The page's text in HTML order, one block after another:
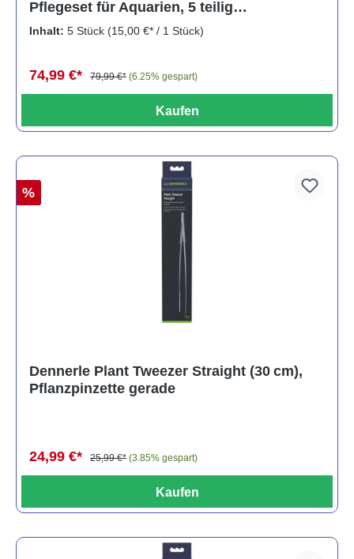
Pflegeset für Aquarien, 5 teilig
(Auslaufartikel)
Inhalt: 5 Stück (15,00 €* / 1 Stück)
74,99 €* 79,99 €* (6.25% gespart)
Kaufen
%
Dennerle Plant Tweezer Straight (30 cm),
Pflanzpinzette gerade
24,99 €* 25,99 €* (3.85% gespart)
Kaufen